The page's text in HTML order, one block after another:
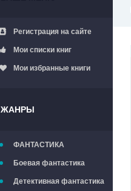
Регистрация на сайте
Мои списки книг
Мои избранные книги
ЖАНРЫ
ФАНТАСТИКА
Боевая фантастика
Детективная фантастика